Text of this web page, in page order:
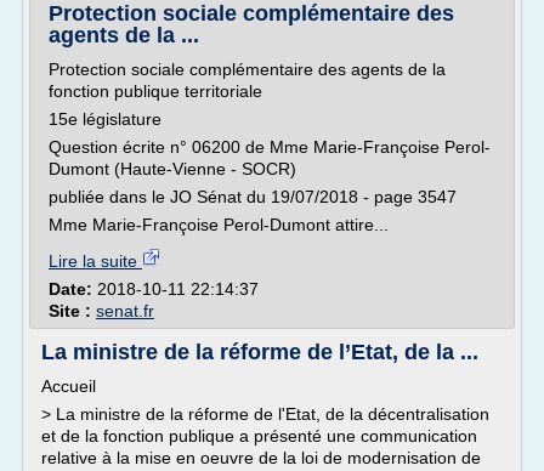
Protection sociale complémentaire des
agents de la ...
Protection sociale complémentaire des agents de la
fonction publique territoriale
15e législature
Question écrite n° 06200 de Mme Marie-Françoise Perol-
Dumont (Haute-Vienne - SOCR)
publiée dans le JO Sénat du 19/07/2018 - page 3547
Mme Marie-Françoise Perol-Dumont attire...
Lire la suite
Date: 2018-10-11 22:14:37
Site : senat.fr
La ministre de la réforme de l’Etat, de la ...
Accueil
> La ministre de la réforme de l'Etat, de la décentralisation
et de la fonction publique a présenté une communication
relative à la mise en oeuvre de la loi de modernisation de